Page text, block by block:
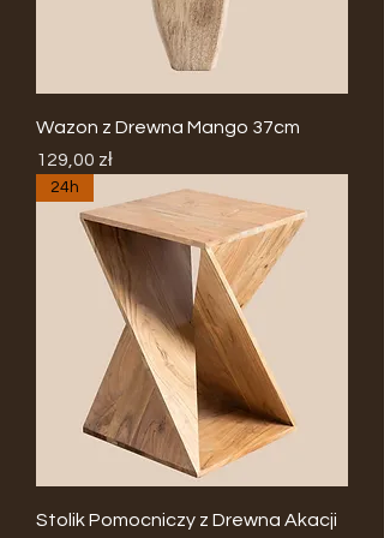
Wazon z Drewna Mango 37cm
Cena
129,00 zł
24h
Stolik Pomocniczy z Drewna Akacji